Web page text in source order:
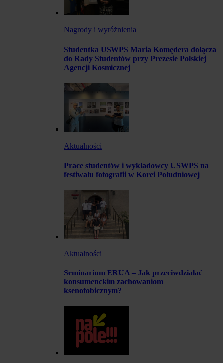
Nagrody i wyróżnienia
Studentka USWPS Maria Komędera dołącza
do Rady Studentów przy Prezesie Polskiej
Agencji Kosmicznej
Aktualności
Prace studentów i wykładowcy USWPS na
festiwalu fotografii w Korei Południowej
Aktualności
Seminarium ERUA – Jak przeciwdziałać
konsumenckim zachowaniom
ksenofobicznym?